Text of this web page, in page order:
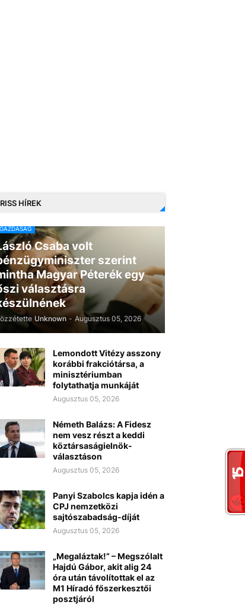
HÍREK
Csaba volt
szerint
Magyar Péterék egy
választásra
Unknown - Augusztus 05, 2026
Lemondott Vitézy asszony
korábbi frakciótársa, a
minisztériumban
folytathatja munkáját
Augusztus 05, 2026
Németh Balázs: A Fidesz
nem vesz részt a keddi
köztársaságielnök-
választáson
Augusztus 05, 2026
Panyi Szabolcs kapja idén a
CPJ nemzetközi
sajtószabadság-díját
Augusztus 05, 2026
„Megaláztak!” – Megszólalt
Hajdú Gábor, akit alig 24
óra után távolítottak el az
M1 Híradó főszerkesztői
posztjáról